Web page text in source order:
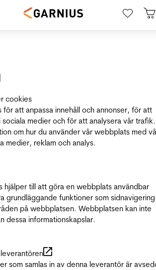
cookies
för att anpassa innehåll och annonser, för att
medier och för att analysera vår
om hur du använder vår webbplats med
medier, reklam och analys.
hjälper till att göra en webbplats användbar
grundläggande funktioner som
på webbplatsen. Webbplatsen kan inte
dessa informationskapslar.
som samlas in av denna leverantör är